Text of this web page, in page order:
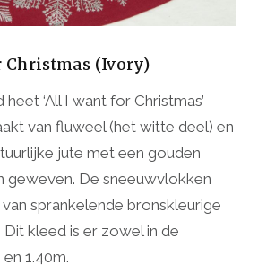
Christmas (Ivory)
‘All I want for Christmas’
van fluweel (het witte deel) en
jute met een gouden
geweven. De sneeuwvlokken
sprankelende bronskleurige
kleed is er zowel in de
1.40m.